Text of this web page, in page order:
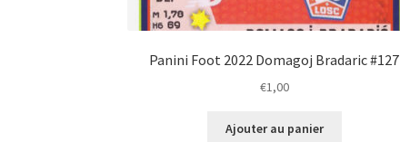
Panini Foot 2022 Domagoj Bradaric #127
€1,00
Ajouter au panier